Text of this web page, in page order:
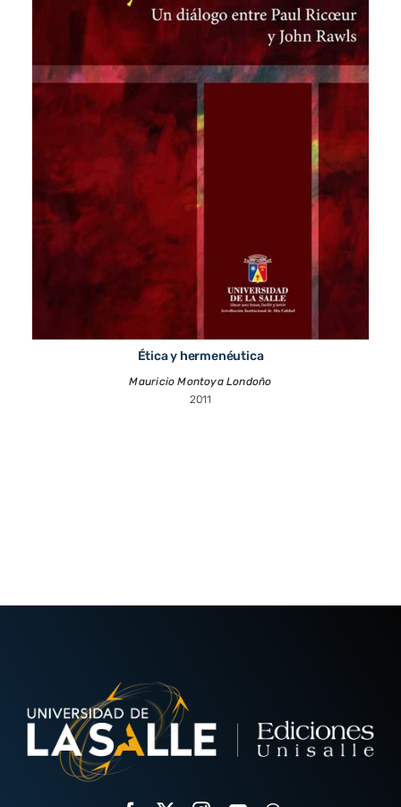
Ética y hermenéutica
Mauricio Montoya Londoño
2011